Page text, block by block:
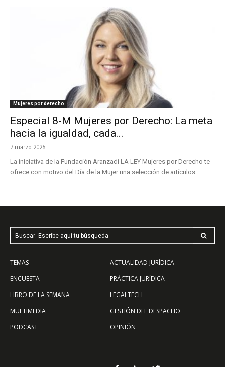
Mujeres por derecho
Especial 8-M Mujeres por Derecho: La meta
hacia la igualdad, cada...
7 marzo 2025
La iniciativa de la Fundación Aranzadi LA LEY Mujeres por Derecho te
ofrece con motivo del Día de la Mujer una selección de artículos...
Buscar: Escribe aquí tu búsqueda
TEMAS
ENCUESTA
LIBRO DE LA SEMANA
MULTIMEDIA
PODCAST
ACTUALIDAD JURÍDICA
PRÁCTICA JURÍDICA
LEGALTECH
GESTIÓN DEL DESPACHO
OPINIÓN